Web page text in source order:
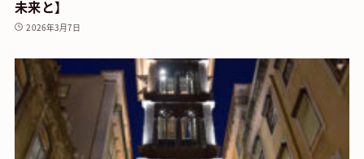
未来と】
2026年3月7日